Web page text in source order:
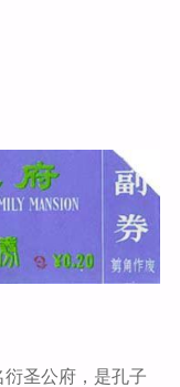
圣公府，是孔子